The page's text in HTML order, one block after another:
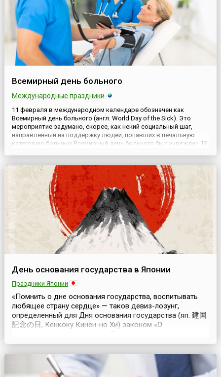
Всемирный день больного
Международные праздники
11 февраля в международном календаре обозначен как
Всемирный день больного (англ. World Day of the Sick). Это
мероприятие задумано, скорее, как некий социальный шаг,
направленный на поддержку людей, попавших в печальную
категорию больных.Всемирный день больного был учрежден 13
День основания государства в Японии
Праздники Японии
«Помнить о дне основания государства, воспитывать
любящее страну сердце» — таков девиз-лозунг,
определенный для Дня основания государства (яп. 建国
記念の日, Кенкоку Кинен-но Хи) законом «О
Японии ежегодно 11 февраля и является
общенациональным выходным днем.В Книге истории
Японии, ведущей летопись государства со времен
периода Нара (710—794), говор...